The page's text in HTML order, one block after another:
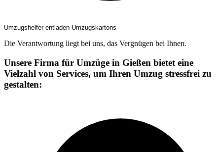
Umzugshelfer entladen Umzugskartons
Die Verantwortung liegt bei uns, das Vergnügen bei Ihnen.
Unsere Firma für Umzüge in Gießen bietet eine
Vielzahl von Services, um Ihren Umzug stressfrei zu
gestalten: